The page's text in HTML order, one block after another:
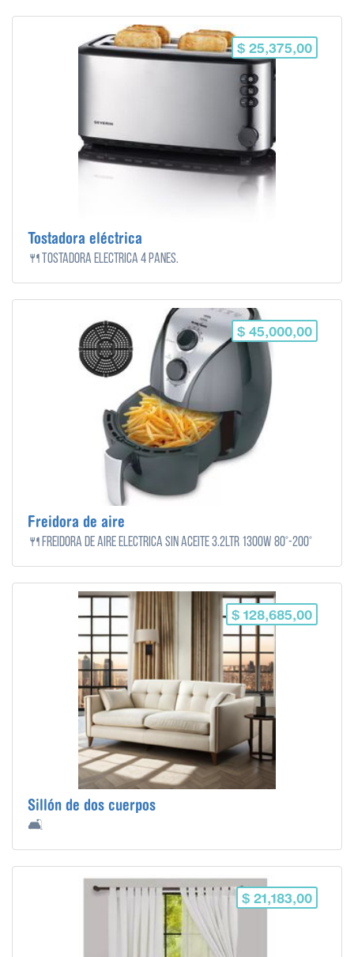
$ 25,375,00
Tostadora eléctrica
🍴Tostadora eléctrica 4 panes.
$ 45,000,00
Freidora de aire
🍴Freidora De Aire Eléctrica Sin Aceite 3.2ltr 1300w 80°-200°
$ 128,685,00
Sillón de dos cuerpos
🛋️
$ 21,183,00